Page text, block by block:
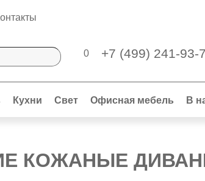
0 +7 (499) 241-93-
Кухни Свет Офисная мебель В
КОЖАНЫЕ